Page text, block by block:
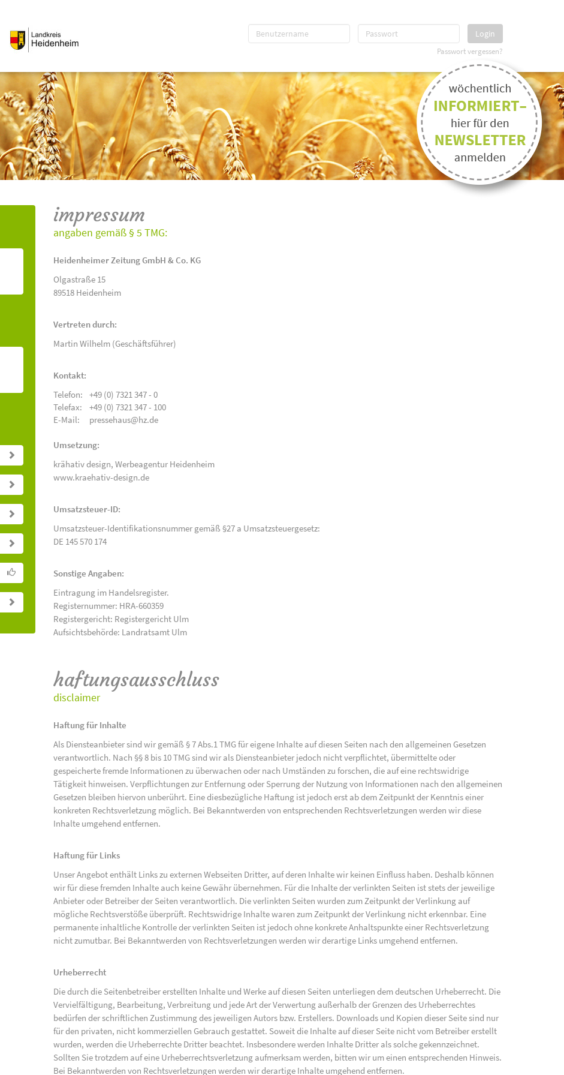
Login
Passwort vergessen?
impressum
angaben gemäß § 5 TMG:
Heidenheimer Zeitung GmbH & Co. KG
Olgastraße 15
89518 Heidenheim
Vertreten durch:
Martin Wilhelm (Geschäftsführer)
Kontakt:
Telefon:
+49 (0) 7321 347 - 0
Telefax:
+49 (0) 7321 347 - 100
E-Mail:
pressehaus@hz.de
Umsetzung:
krähativ design, Werbeagentur Heidenheim
www.kraehativ-design.de
Umsatzsteuer-ID:
Umsatzsteuer-Identifikationsnummer gemäß §27 a Umsatzsteuergesetz:
DE 145 570 174
Sonstige Angaben:
Eintragung im Handelsregister.
Registernummer: HRA-660359
Registergericht: Registergericht Ulm
Aufsichtsbehörde: Landratsamt Ulm
haftungsausschluss
disclaimer
Haftung für Inhalte
Als Diensteanbieter sind wir gemäß § 7 Abs.1 TMG für eigene Inhalte auf diesen Seiten nach den allgemeinen Gesetzen
verantwortlich. Nach §§ 8 bis 10 TMG sind wir als Diensteanbieter jedoch nicht verpflichtet, übermittelte oder
gespeicherte fremde Informationen zu überwachen oder nach Umständen zu forschen, die auf eine rechtswidrige
Tätigkeit hinweisen. Verpflichtungen zur Entfernung oder Sperrung der Nutzung von Informationen nach den allgemeinen
Gesetzen bleiben hiervon unberührt. Eine diesbezügliche Haftung ist jedoch erst ab dem Zeitpunkt der Kenntnis einer
konkreten Rechtsverletzung möglich. Bei Bekanntwerden von entsprechenden Rechtsverletzungen werden wir diese
Inhalte umgehend entfernen.
Haftung für Links
Unser Angebot enthält Links zu externen Webseiten Dritter, auf deren Inhalte wir keinen Einfluss haben. Deshalb können
wir für diese fremden Inhalte auch keine Gewähr übernehmen. Für die Inhalte der verlinkten Seiten ist stets der jeweilige
Anbieter oder Betreiber der Seiten verantwortlich. Die verlinkten Seiten wurden zum Zeitpunkt der Verlinkung auf
mögliche Rechtsverstöße überprüft. Rechtswidrige Inhalte waren zum Zeitpunkt der Verlinkung nicht erkennbar. Eine
permanente inhaltliche Kontrolle der verlinkten Seiten ist jedoch ohne konkrete Anhaltspunkte einer Rechtsverletzung
nicht zumutbar. Bei Bekanntwerden von Rechtsverletzungen werden wir derartige Links umgehend entfernen.
Urheberrecht
Die durch die Seitenbetreiber erstellten Inhalte und Werke auf diesen Seiten unterliegen dem deutschen Urheberrecht. Die
Vervielfältigung, Bearbeitung, Verbreitung und jede Art der Verwertung außerhalb der Grenzen des Urheberrechtes
bedürfen der schriftlichen Zustimmung des jeweiligen Autors bzw. Erstellers. Downloads und Kopien dieser Seite sind nur
für den privaten, nicht kommerziellen Gebrauch gestattet. Soweit die Inhalte auf dieser Seite nicht vom Betreiber erstellt
wurden, werden die Urheberrechte Dritter beachtet. Insbesondere werden Inhalte Dritter als solche gekennzeichnet.
Sollten Sie trotzdem auf eine Urheberrechtsverletzung aufmerksam werden, bitten wir um einen entsprechenden Hinweis.
Bei Bekanntwerden von Rechtsverletzungen werden wir derartige Inhalte umgehend entfernen.